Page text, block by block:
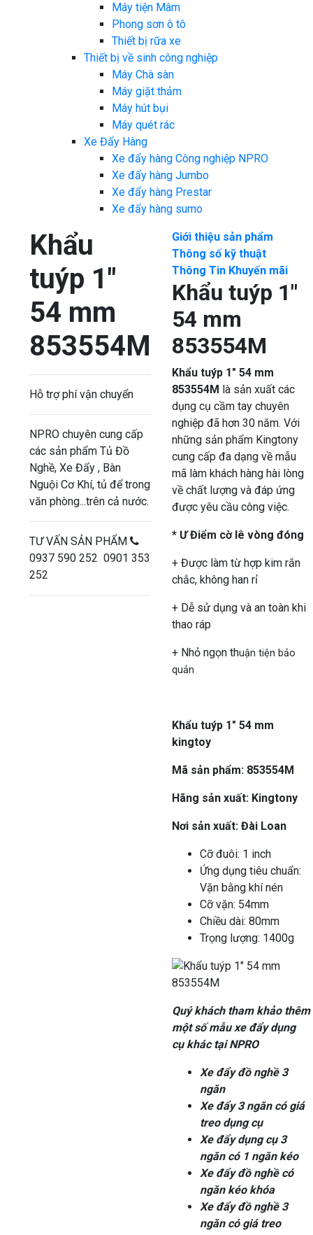
Máy tiện Mâm
Phong sơn ô tô
Thiết bị rữa xe
Thiết bị về sinh công nghiệp
Máy Chà sàn
Máy giặt thảm
Máy hút bụi
Máy quét rác
Xe Đẩy Hàng
Xe đẩy hàng Công nghiệp NPRO
Xe đẩy hàng Jumbo
Xe đẩy hàng Prestar
Xe đẩy hàng sumo
Khẩu
tuýp 1″
54 mm
853554M
Hỗ trợ phí vận chuyển
NPRO chuyên cung cấp
các sản phẩm Tủ Đồ
Nghề, Xe Đẩy , Bàn
Nguội Cơ Khí, tủ để trong
văn phòng...trên cả nước.
TƯ VẤN SẢN PHẨM
0937 590 252 0901 353
252
Giới thiệu sản phẩm
Thông số kỹ thuật
Thông Tin Khuyến mãi
Khẩu tuýp 1″
54 mm
853554M
Khẩu tuýp 1″ 54 mm
853554M là sản xuất các
dụng cụ cầm tay chuyên
nghiệp đã hơn 30 năm. Với
những sản phẩm Kingtony
cung cấp đa dạng về mẫu
mã làm khách hàng hài lòng
về chất lượng và đáp ứng
được yêu cầu công việc.
* Ư Điểm cờ lê vòng đóng
+ Được làm từ hợp kim rắn
chắc, không han rỉ
+ Dễ sử dụng và an toàn khi
thao ráp
+ Nhỏ ngọn thuận tiện bảo
quản
Khẩu tuýp 1″ 54 mm
kingtoy
Mã sản phẩm: 853554M
Hãng sản xuất: Kingtony
Nơi sản xuất: Đài Loan
Cỡ đuôi: 1 inch
Ứng dụng tiêu chuẩn:
Vặn bằng khí nén
Cỡ vặn: 54mm
Chiều dài: 80mm
Trọng lượng: 1400g
Quý khách tham khảo thêm
một số mẫu xe đẩy dụng
cụ khác tại NPRO
Xe đẩy đồ nghề 3
ngăn
Xe đẩy 3 ngăn có giá
treo dụng cụ
Xe đẩy dụng cụ 3
ngăn có 1 ngăn kéo
Xe đẩy đồ nghề có
ngăn kéo khóa
Xe đẩy đồ nghề 3
ngăn có giá treo